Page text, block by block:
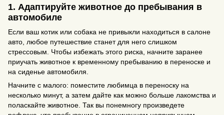
1. Адаптируйте животное до пребывания в
автомобиле
Если ваш котик или собака не привыкли находиться в салоне
авто, любое путешествие станет для него слишком
стрессовым. Чтобы избежать этого риска, начните заранее
приучать животное к временному пребыванию в переноске и
на сиденье автомобиля.
Начните с малого: поместите любимца в переноску на
несколько минут, а затем дайте как можно больше лакомства и
поласкайте животное. Так вы понемногу произведете